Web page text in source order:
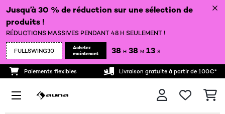
Jusqu’à 30 % de réduction sur une sélection de
produits !
RÉDUCTIONS MASSIVES PENDANT 48 H SEULEMENT !
FULLSWING30
Achetez
maintenant
38 H 38 M 13 S
Paiements flexibles Livraison gratuite à partir de 100€*